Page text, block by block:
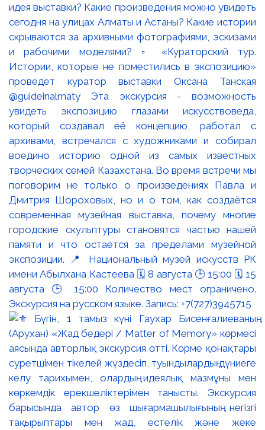
идея выставки? Какие произведения можно увидеть
сегодня на улицах Алматы и Астаны? Какие истории
скрываются за архивными фотографиями, эскизами
и рабочими моделями? ▫️ «Кураторский тур.
Истории, которые не поместились в экспозицию»
проведёт куратор выставки Оксана Танская
@guideinalmaty Эта экскурсия - возможность
увидеть экспозицию глазами искусствоведа,
который создавал её концепцию, работал с
архивами, встречался с художниками и собирал
воедино историю одной из самых известных
творческих семей Казахстана. Во время встречи мы
поговорим не только о произведениях Павла и
Дмитрия Шороховых, но и о том, как создаётся
современная музейная выставка, почему многие
городские скульптуры становятся частью нашей
памяти и что остаётся за пределами музейной
экспозиции. 📍 Национальный музей искусств РК
имени Абылхана Кастеева 🗓 8 августа 🕒 15:00 🗓 15
августа 🕒 15:00 Количество мест ограничено.
Экскурсия на русском языке. Запись: +7(727)3945715